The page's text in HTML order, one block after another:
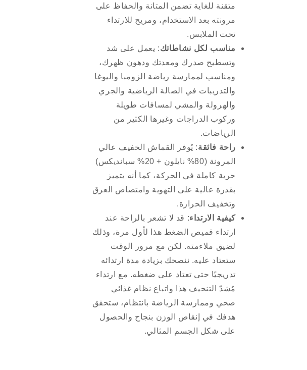
متقنة للغاية تضمن المتانة والحفاظ على
مرونته بعد الاستخدام، ومريح للارتداء
تحت الملابس.
مناسب لكل نشاطاتك: يعمل على شد
وتسطيح صدرك ومعدتك ودهون ظهرك،
ومناسب لممارسة رياضة الزومبا واليوغا
والتدريبات في الصالة الرياضية والجري
والهرولة والمشي لمسافات طويلة
وركوب الدراجات وغيرها الكثير من
الرياضات.
راحة فائقة: يُوفر القماش الخفيف عالي
المرونة (80% نايلون + 20% سبانديكس)
حرية كاملة في الحركة، كما أنه يتميز
بقدرة عالية على التهوية وامتصاص العرق
وتخفيف الحرارة.
كيفية الارتداء: قد لا تشعر بالراحة عند
ارتداء قميص الضغط هذا لأول مرة، وذلك
لضيق ملاءمته. لكن مع مرور الوقت
ستعتاد عليه. ننصحك بزيادة مدة ارتدائه
تدريجيًا حتى تعتاد على ضغطه. مع ارتداء
مُشدّ التنحيف هذا واتباع نظام غذائي
صحي وممارسة الرياضة بانتظام، ستحقق
هدفك في إنقاص الوزن بنجاح والحصول
على شكل الجسم المثالي.